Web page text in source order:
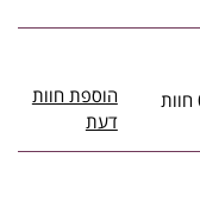
(0 חוות
הוספת חוות
דעת